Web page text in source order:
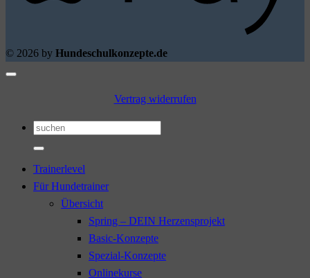
© 2026 by Hundeschulkonzepte.de
Vertrag widerrufen
Suchen
nach:
Trainerlevel
Für Hundetrainer
Übersicht
Spring – DEIN Herzensprojekt
Basic-Konzepte
Spezial-Konzepte
Onlinekurse